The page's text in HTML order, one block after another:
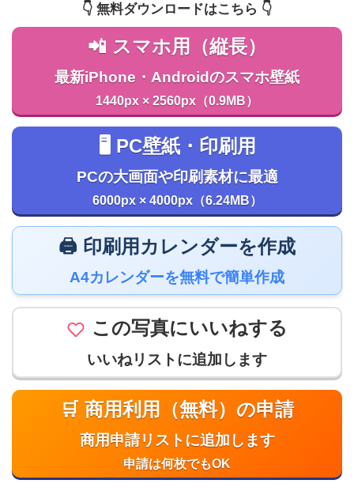
👇️ 無料ダウンロードはこちら 👇️
📲 スマホ用（縦長）
最新iPhone・Androidのスマホ壁紙
1440px × 2560px（0.9MB）
🖥️ PC壁紙・印刷用
PCの大画面や印刷素材に最適
6000px × 4000px（6.24MB）
🖨️ 印刷用カレンダーを作成
A4カレンダーを無料で簡単作成
この写真にいいねする
いいねリストに追加します
🛒 商用利用（無料）の申請
商用申請リストに追加します
申請は何枚でもOK